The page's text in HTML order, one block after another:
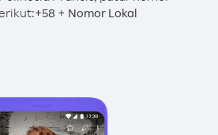
+58 + Nomor Lokal